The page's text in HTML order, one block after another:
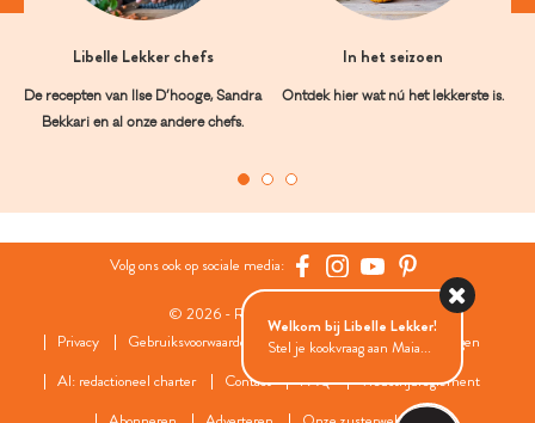
Libelle Lekker chefs
De recepten van Ilse D’hooge, Sandra
Bekkari en al onze andere chefs.
In het seizoen
Ontdek hier wat nú het lekkerste is.
Volg ons ook op sociale media:
© 2026 - Roularta Media Group
Privacy
Gebruiksvoorwaarden Cookies
Cookies instellingen
AI: redactioneel charter
Contact FAQ
Wedstrijdreglement
Welkom bij Libelle Lekker!
Stel je kookvraag aan Maia...